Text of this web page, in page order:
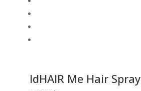
IdHAIR Me Hair Spray